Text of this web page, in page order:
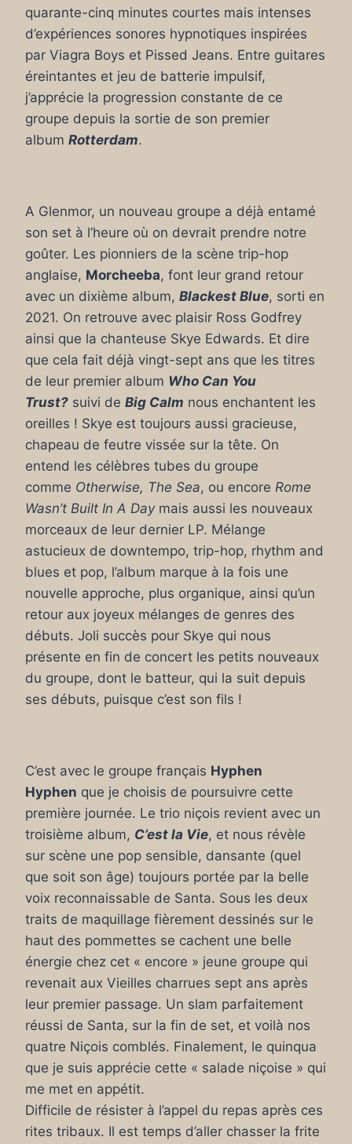
quarante-cinq minutes courtes mais intenses
d’expériences sonores hypnotiques inspirées
par Viagra Boys et Pissed Jeans. Entre guitares
éreintantes et jeu de batterie impulsif,
j’apprécie la progression constante de ce
groupe depuis la sortie de son premier
album Rotterdam.
A Glenmor, un nouveau groupe a déjà entamé
son set à l’heure où on devrait prendre notre
goûter. Les pionniers de la scène trip-hop
anglaise, Morcheeba, font leur grand retour
avec un dixième album, Blackest Blue, sorti en
2021. On retrouve avec plaisir Ross Godfrey
ainsi que la chanteuse Skye Edwards. Et dire
que cela fait déjà vingt-sept ans que les titres
de leur premier album Who Can You
Trust? suivi de Big Calm nous enchantent les
oreilles ! Skye est toujours aussi gracieuse,
chapeau de feutre vissée sur la tête. On
entend les célèbres tubes du groupe
comme Otherwise, The Sea, ou encore Rome
Wasn’t Built In A Daymais aussi les nouveaux
morceaux de leur dernier LP. Mélange
astucieux de downtempo, trip-hop, rhythm and
blues et pop, l’album marque à la fois une
nouvelle approche, plus organique, ainsi qu’un
retour aux joyeux mélanges de genres des
débuts. Joli succès pour Skye qui nous
présente en fin de concert les petits nouveaux
du groupe, dont le batteur, qui la suit depuis
ses débuts, puisque c’est son fils !
C’est avec le groupe français Hyphen
Hyphen que je choisis de poursuivre cette
première journée. Le trio niçois revient avec un
troisième album, C’est la Vie, et nous révèle
sur scène une pop sensible, dansante (quel
que soit son âge) toujours portée par la belle
voix reconnaissable de Santa. Sous les deux
traits de maquillage fièrement dessinés sur le
haut des pommettes se cachent une belle
énergie chez cet « encore » jeune groupe qui
revenait aux Vieilles charrues sept ans après
leur premier passage. Un slam parfaitement
réussi de Santa, sur la fin de set, et voilà nos
quatre Niçois comblés. Finalement, le quinqua
que je suis apprécie cette « salade niçoise » qui
me met en appétit.
Difficile de résister à l’appel du repas après ces
rites tribaux. Il est temps d’aller chasser la frite